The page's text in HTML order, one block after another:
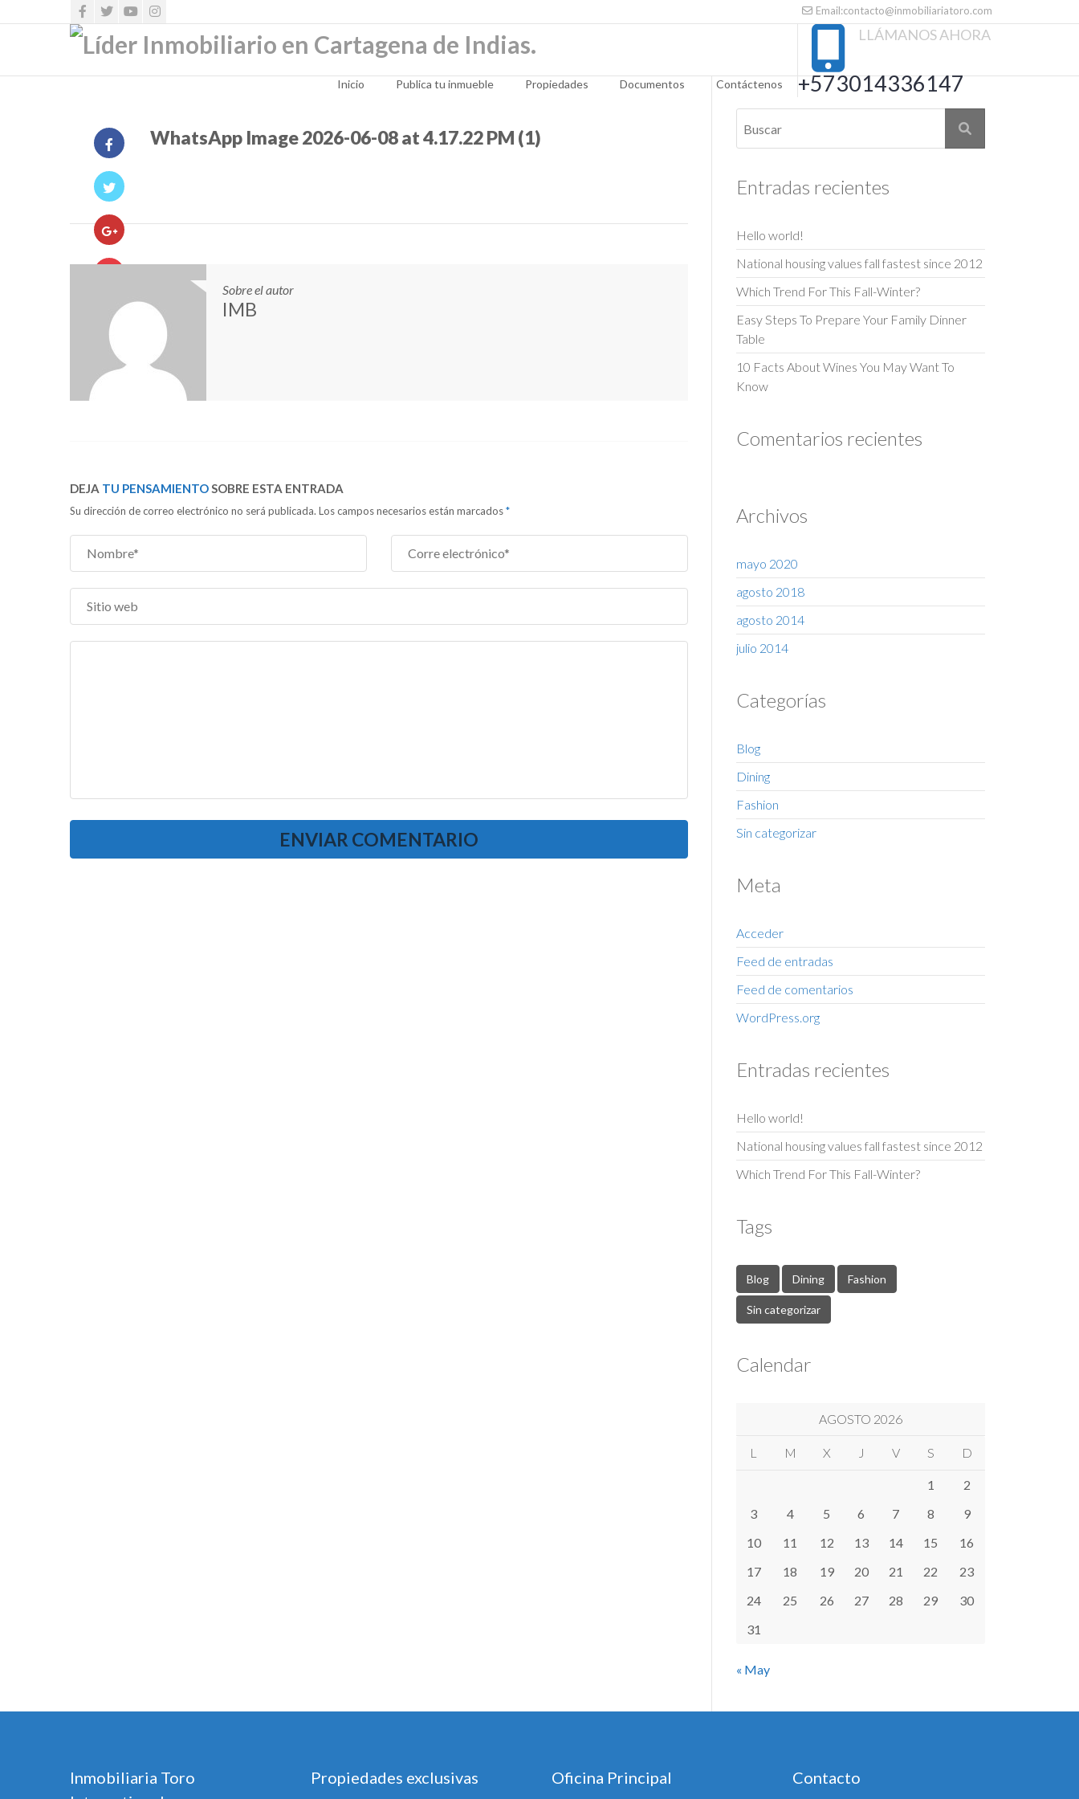
Email:contacto@inmobiliariatoro.com
LLÁMANOS AHORA
+573014336147
Inicio Publica tu inmueble Propiedades Documentos Contáctenos
WhatsApp Image 2026-06-08 at 4.17.22 PM (1)
Sobre el autor
IMB
DEJA TU PENSAMIENTOSOBRE ESTA ENTRADA
Su dirección de correo electrónico no será publicada. Los campos necesarios están marcados*
Entradas recientes
Hello world!
National housing values fall fastest since 2012
Which Trend For This Fall-Winter?
Easy Steps To Prepare Your Family Dinner
Table
10 Facts About Wines You May Want To
Know
Comentarios recientes
Archivos
mayo 2020
agosto 2018
agosto 2014
julio 2014
Categorías
Blog
Dining
Fashion
Sin categorizar
Meta
Acceder
Feed de entradas
Feed de comentarios
WordPress.org
Entradas recientes
Hello world!
National housing values fall fastest since 2012
Which Trend For This Fall-Winter?
Tags
Blog Dining Fashion
Sin categorizar
Calendar
AGOSTO 2026
L M X J V S D
1
2
3
4 5 6 7 8
9
10
11 12 13 14 15
16
17
18 19 20 21 22
23
24
25 26 27 28 29
30
31
« May
Inmobiliaria Toro
Propiedades exclusivas Oficina Principal Contacto